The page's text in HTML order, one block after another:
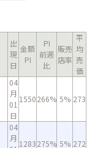
出
現
日
金額
PI
PI
前週
比
販売
店率
平
均
売
価
04
月
01
日
1550266% 5% 273
04
月
1283275% 5% 272